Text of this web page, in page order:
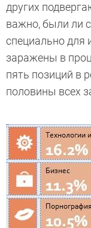
других
важно, были ли
специально для
заражены в
пять позиций в
половины всех